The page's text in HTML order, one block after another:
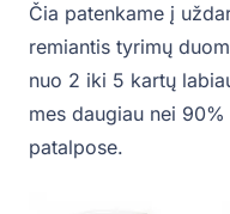
Čia patenkame į
remiantis tyrimų
nuo 2 iki 5 kartų
mes daugiau nei
patalpose.